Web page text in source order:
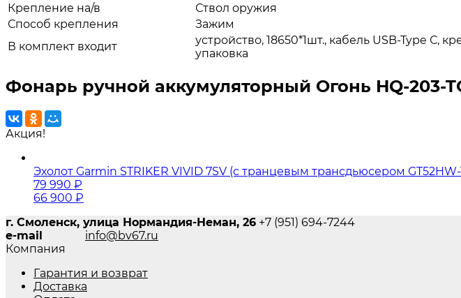
Крепление на/в
Ствол оружия
Способ крепления
Зажим
В комплект входит
устройство, 18650*1шт., кабель USB-Type С,
упаковка
Фонарь ручной аккумуляторный Огонь HQ-203-
Акция!
Эхолот Garmin STRIKER VIVID 7SV (с транцевым трансдьюсером GT52HW-
79 990 ₽
66 900 ₽
г. Смоленск, улица Нормандия-Неман, 26 +7 (951) 694-7244
e-mail
info@bv67.ru
Компания
Гарантия и возврат
Доставка